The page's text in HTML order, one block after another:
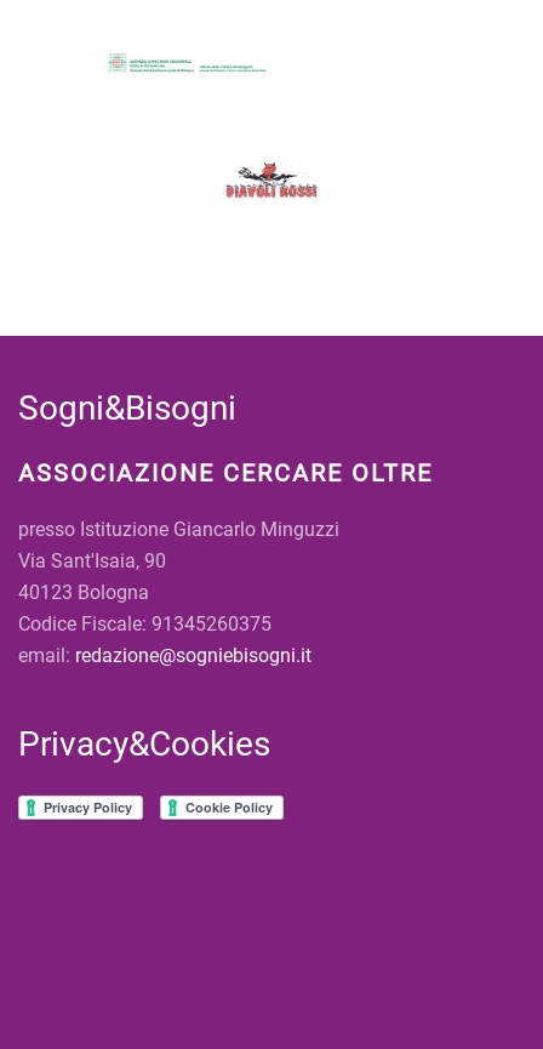
Sogni&Bisogni
ASSOCIAZIONE CERCARE OLTRE
presso Istituzione Giancarlo Minguzzi
Via Sant'Isaia, 90
40123 Bologna
Codice Fiscale: 91345260375
email: redazione@sogniebisogni.it
Privacy&Cookies